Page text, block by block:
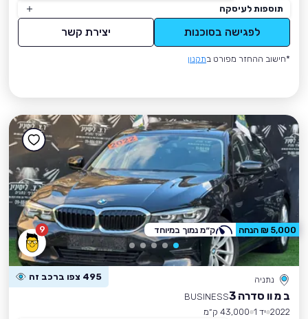
תוספות לעיסקה
לפגישה בסוכנות יצירת קשר
*חישוב ההחזר מפורט בתקנון
9
נתניה 495 צפו ברכב זה
ב מ וו סדרה 3
BUSINESS
2022 יד 1
43,000 ק״מ
5,000 ₪ הנחה ק״מ נמוך במיוחד